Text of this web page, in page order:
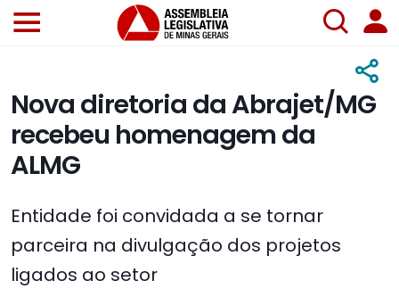
Nova diretoria da Abrajet/MG
recebeu homenagem da
ALMG
Entidade foi convidada a se tornar
parceira na divulgação dos projetos
ligados ao setor